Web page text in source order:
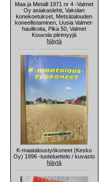
Maa ja Metalli 1971 nr 4 -Valmet
Oy asiakaslehti, Vakolan
konekoetukset, Metsätalouden
koneellistaminen, Uusia Valmet-
haulikoita, Pika 50, Valmet
Kouvola piirimyyjä
Näytä
K-maataloustyökoneet (Kesko
Oy) 1996 -tuoteluettelo / kuvasto
Näytä